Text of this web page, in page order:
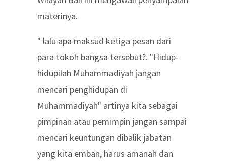
materinya.
" lalu apa maksud ketiga pesan dari
para tokoh bangsa tersebut?. "Hidup-
hidupilah Muhammadiyah jangan
mencari penghidupan di
Muhammadiyah" artinya kita sebagai
pimpinan atau pemimpin jangan sampai
mencari keuntungan dibalik jabatan
yang kita emban, harus amanah dan